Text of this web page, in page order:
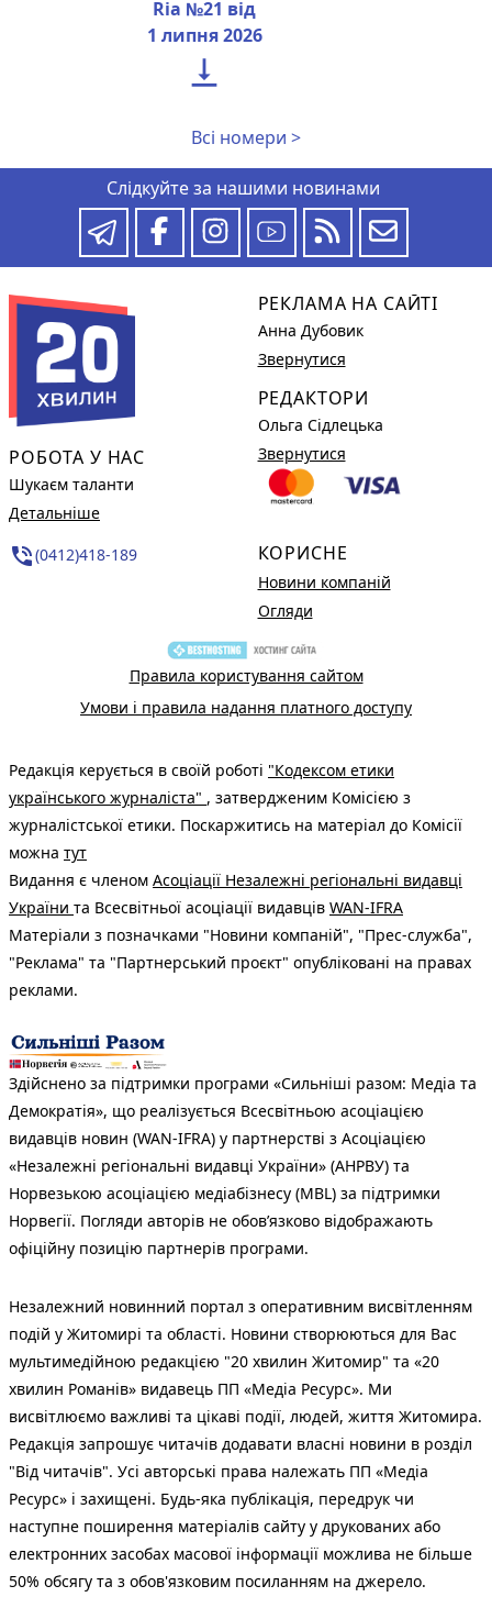
Ria №21 від
1 липня 2026

Всі номери >
Слідкуйте за нашими новинами
РОБОТА У НАС
Шукаєм таланти
Детальніше
phone_in_talk(0412)418-189
РЕКЛАМА НА САЙТІ
Анна Дубовик
Звернутися
РЕДАКТОРИ
Ольга Сідлецька
Звернутися
КОРИСНЕ
Новини компаній
Огляди
Правила користування сайтом
Умови і правила надання платного доступу
Редакція керується в своїй роботі "Кодексом етики
українського журналіста" , затвердженим Комісією з
журналістської етики. Поскаржитись на матеріал до Комісії
можна тут
Видання є членом Асоціації Незалежні регіональні видавці
України та Всесвітньої асоціації видавців WAN-IFRA
Матеріали з позначками "Новини компаній", "Прес-служба",
"Реклама" та "Партнерський проєкт" опубліковані на правах
реклами.
Здійснено за підтримки програми «Сильніші разом: Медіа та
Демократія», що реалізується Всесвітньою асоціацією
видавців новин (WAN-IFRA) у партнерстві з Асоціацією
«Незалежні регіональні видавці України» (АНРВУ) та
Норвезькою асоціацією медіабізнесу (MBL) за підтримки
Норвегії. Погляди авторів не обов’язково відображають
офіційну позицію партнерів програми.
Незалежний новинний портал з оперативним висвітленням
подій у Житомирі та області. Новини створюються для Вас
мультимедійною редакцією "20 хвилин Житомир" та «20
хвилин Романів» видавець ПП «Медіа Ресурс». Ми
висвітлюємо важливі та цікаві події, людей, життя Житомира.
Редакція запрошує читачів додавати власні новини в розділ
"Від читачів". Усі авторські права належать ПП «Медіа
Ресурс» і захищені. Будь-яка публiкацiя, передрук чи
наступне поширення матеріалів сайту у друкованих або
електронних засобах масової інформації можлива не більше
50% обсягу та з обов'язковим посиланням на джерело.